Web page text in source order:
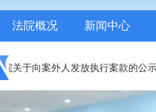
法院概况 新闻中心
关于向案外人发放执行案款的公示